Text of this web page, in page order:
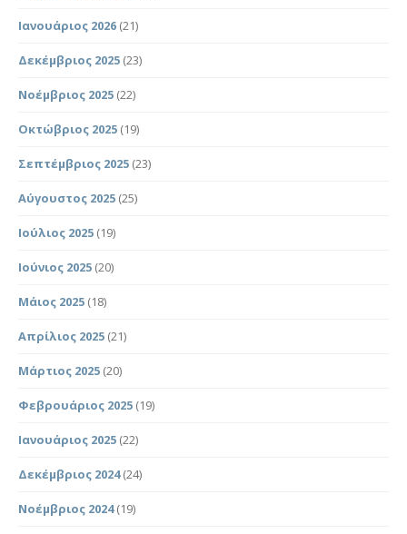
Ιανουάριος 2026 (21)
Δεκέμβριος 2025 (23)
Νοέμβριος 2025 (22)
Οκτώβριος 2025 (19)
Σεπτέμβριος 2025 (23)
Αύγουστος 2025 (25)
Ιούλιος 2025 (19)
Ιούνιος 2025 (20)
Μάιος 2025 (18)
Απρίλιος 2025 (21)
Μάρτιος 2025 (20)
Φεβρουάριος 2025 (19)
Ιανουάριος 2025 (22)
Δεκέμβριος 2024(24)
Νοέμβριος 2024(19)